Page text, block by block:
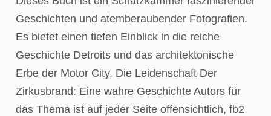
Geschichten und atemberaubender Fotografien.
Es bietet einen tiefen Einblick in die reiche
Geschichte Detroits und das architektonische
Erbe der Motor City. Die Leidenschaft Der
Zirkusbrand: Eine wahre Geschichte Autors für
das Thema ist auf jeder Seite offensichtlich, fb2